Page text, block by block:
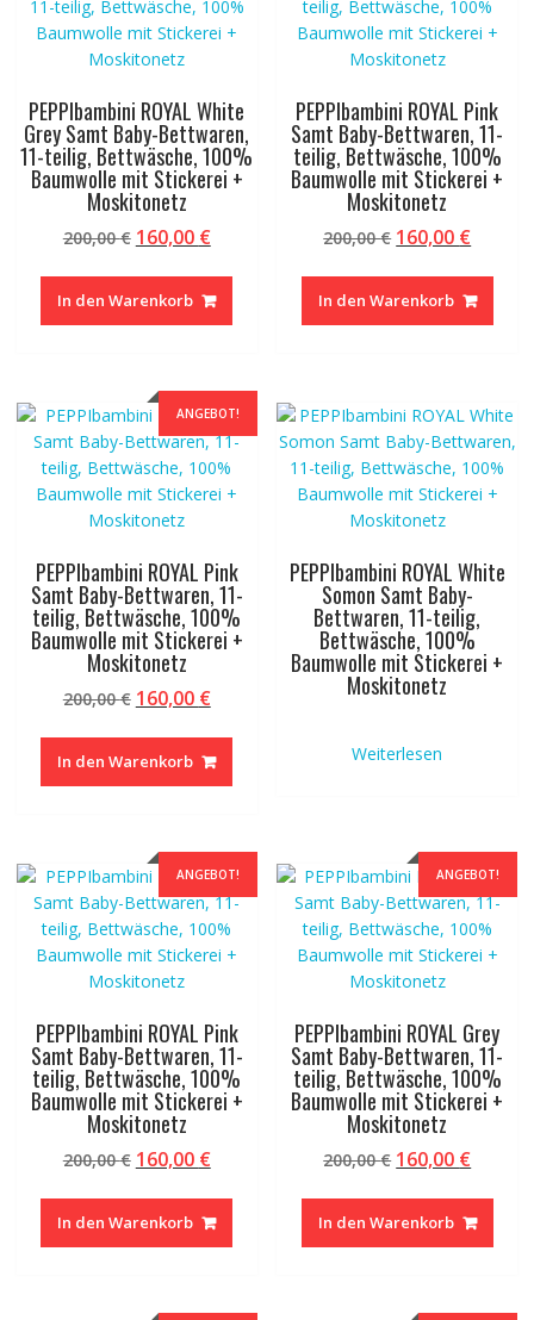
PEPPIbambini ROYAL White
Grey Samt Baby-Bettwaren,
11-teilig, Bettwäsche, 100%
Baumwolle mit Stickerei +
Moskitonetz
200,00€ Ursprünglicher
war:
200,00 €
160,00 €Aktueller
160,00 €.
In den Warenkorb
PEPPIbambini ROYAL Pink
Samt Baby-Bettwaren, 11-
teilig, Bettwäsche, 100%
Baumwolle mit Stickerei +
Moskitonetz
200,00€ Ursprünglicher
war:
200,00 €
160,00 €
160,00
In den Warenkorb
ANGEBOT!
PEPPIbambini ROYAL Pink
Samt Baby-Bettwaren, 11-
teilig, Bettwäsche, 100%
Baumwolle mit Stickerei +
Moskitonetz
200,00€ Ursprünglicher
war:
200,00 €
160,00 €Aktueller
160,00 €.
In den Warenkorb
PEPPIbambini ROYAL White
Somon Samt Baby-
Bettwaren, 11-teilig,
Bettwäsche, 100%
Baumwolle mit Stickerei +
Moskitonetz
Weiterlesen
ANGEBOT!
PEPPIbambini ROYAL Pink
Samt Baby-Bettwaren, 11-
teilig, Bettwäsche, 100%
Baumwolle mit Stickerei +
Moskitonetz
200,00€ Ursprünglicher
war:
200,00 €
160,00 €Aktueller
160,00 €.
In den Warenkorb
ANGEBOT!
PEPPIbambini ROYAL Grey
Samt Baby-Bettwaren, 11-
teilig, Bettwäsche, 100%
Baumwolle mit Stickerei +
Moskitonetz
200,00€ Ursprünglicher
war:
200,00 €
160,00 €
160,00
In den Warenkorb